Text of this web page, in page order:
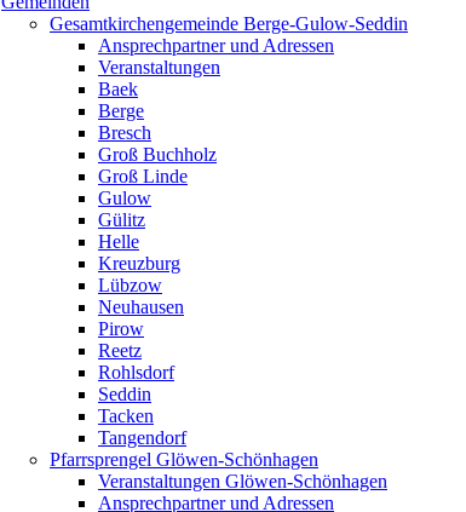
Gesamtkirchengemeinde Berge-Gulow-Seddin
Ansprechpartner und Adressen
Veranstaltungen
Baek
Berge
Bresch
Groß Buchholz
Groß Linde
Gulow
Gülitz
Helle
Kreuzburg
Lübzow
Neuhausen
Pirow
Reetz
Rohlsdorf
Seddin
Tacken
Tangendorf
Pfarrsprengel Glöwen-Schönhagen
Veranstaltungen Glöwen-Schönhagen
Ansprechpartner und Adressen